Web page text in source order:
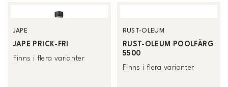
JAPE
JAPE PRICK-FRI
Finns i flera varianter
RUST-OLEUM
RUST-OLEUM POOLFÄRG
5500
Finns i flera varianter